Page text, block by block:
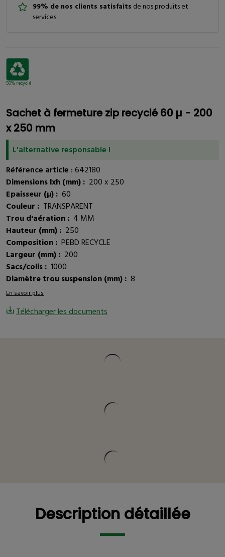
Sachet à fermeture zip recyclé 60 µ - 200
x 250 mm
L'alternative responsable !
Référence article :642180
Dimensions lxh (mm) : 200 x 250
Epaisseur (µ) : 60
Couleur : TRANSPARENT
Trou d'aération : 4 MM
Hauteur (mm) : 250
Composition : PEBD RECYCLE
Largeur (mm) : 200
Sacs/colis : 1000
Diamètre trou suspension (mm) : 8
En savoir plus
Télécharger les documents
99% de nos clients satisfaits de nos produits et
services
50% recyclé
Vous pourriez être intéressé
Description détaillée